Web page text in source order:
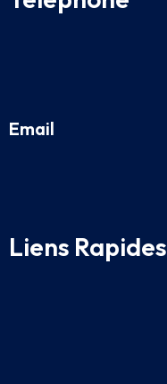
Email
Liens Rapides